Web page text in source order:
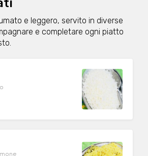
e leggero, servito in diverse
e completare ogni piatto